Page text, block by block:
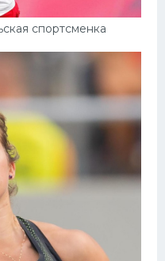
спортсменка